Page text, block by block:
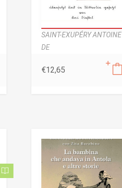
SAINT-EXUPÉRY ANTOINE
DE
€12,65